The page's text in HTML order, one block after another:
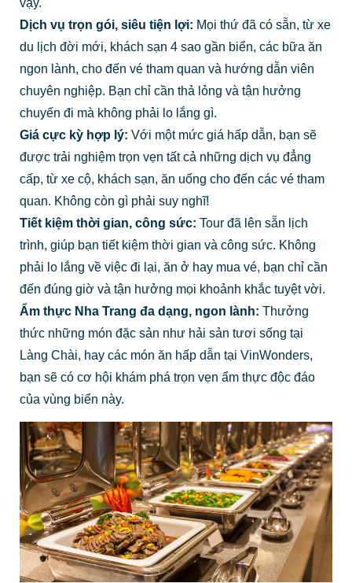
Dịch vụ trọn gói, siêu tiện lợi: Mọi thứ đã có sẵn, từ xe
du lịch đời mới, khách sạn 4 sao gần biển, các bữa ăn
ngon lành, cho đến vé tham quan và hướng dẫn viên
chuyên nghiệp. Bạn chỉ cần thả lỏng và tận hưởng
chuyến đi mà không phải lo lắng gì.
Giá cực kỳ hợp lý: Với một mức giá hấp dẫn, bạn sẽ
được trải nghiệm trọn vẹn tất cả những dịch vụ đẳng
cấp, từ xe cộ, khách sạn, ăn uống cho đến các vé tham
quan. Không còn gì phải suy nghĩ!
Tiết kiệm thời gian, công sức: Tour đã lên sẵn lịch
trình, giúp bạn tiết kiệm thời gian và công sức. Không
phải lo lắng về việc đi lại, ăn ở hay mua vé, bạn chỉ cần
đến đúng giờ và tận hưởng mọi khoảnh khắc tuyệt vời.
Ẩm thực Nha Trang đa dạng, ngon lành: Thưởng
thức những món đặc sản như hải sản tươi sống tại
Làng Chài, hay các món ăn hấp dẫn tại VinWonders,
bạn sẽ có cơ hội khám phá trọn vẹn ẩm thực độc đáo
của vùng biển này.